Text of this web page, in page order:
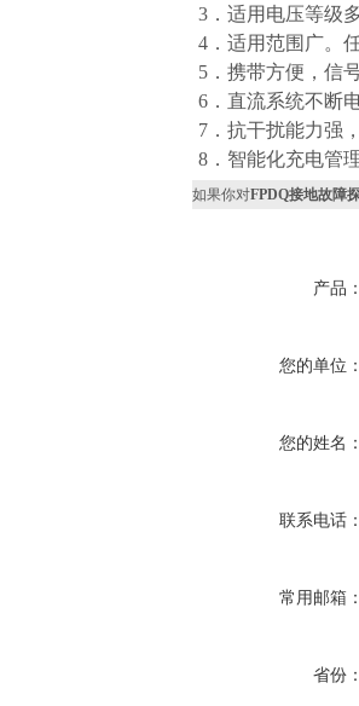
3．适用电压等级
4．适用范围广。
5．携带方便，信
6．直流系统不断
7．抗干扰能力强
8．智能化充电管
如果你对FPDQ接地故障
产品
您的单位
您的姓名
联系电话
常用邮箱
省份